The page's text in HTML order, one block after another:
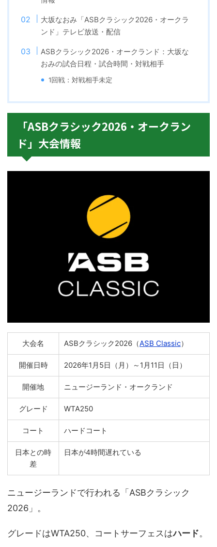
大坂なおみ「ASBクラシック2026・オークラ
ンド」テレビ放送・配信
ASBクラシック2026・オークランド：大坂な
おみの試合日程・試合時間・対戦相手
1回戦：対戦相手未定
「ASBクラシック2026・オークラン
ド」大会情報
大会名 ASBクラシック2026（ASB Classic）
開催日時 2026年1月5日（月）～1月11日（日）
開催地 ニュージーランド・オークランド
グレード WTA250
コート ハードコート
日本との時
差
日本が4時間遅れている
ニュージーランドで行われる「ASBクラシック
2026」。
グレードはWTA250、コートサーフェスはハード。